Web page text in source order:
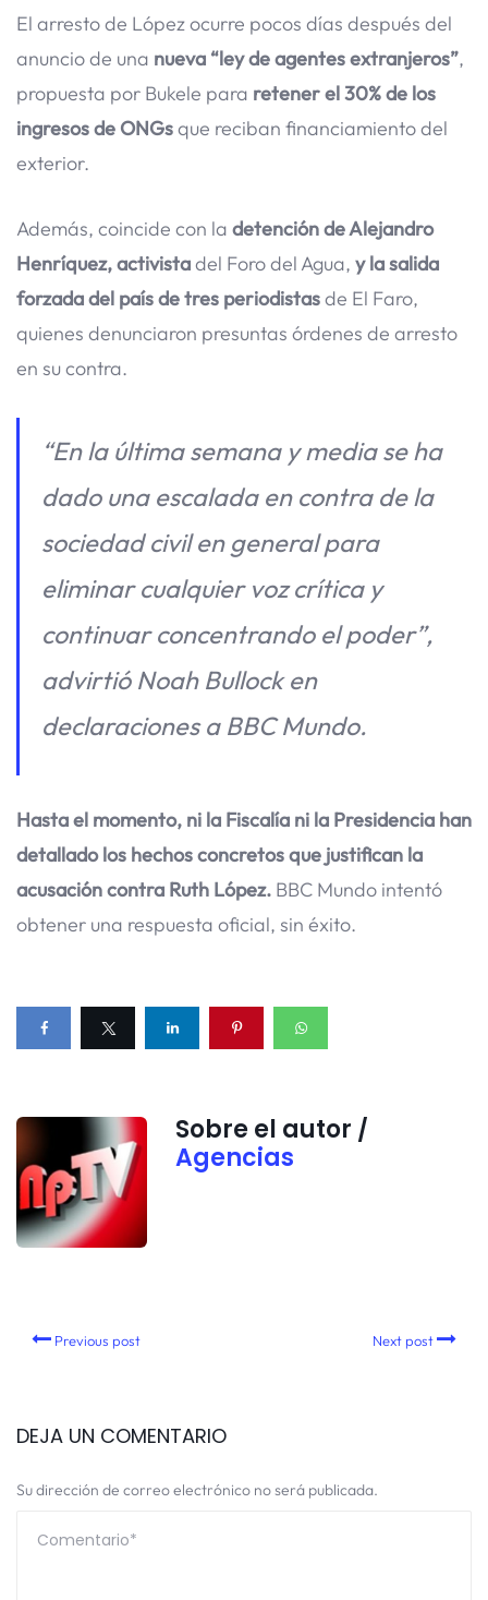
El arresto de López ocurre pocos días después del
anuncio de una nueva “ley de agentes extranjeros”,
propuesta por Bukele para retener el 30% de los
ingresos de ONGsque reciban financiamiento del
exterior.
Además, coincide con la detención de Alejandro
Henríquez, activistadel Foro del Agua, y la salida
forzada del país de tres periodistasde El Faro,
quienes denunciaron presuntas órdenes de arresto
en su contra.
“En la última semana y media se ha
dado una escalada en contra de la
sociedad civil en general para
eliminar cualquier voz crítica y
continuar concentrando el poder”,
advirtió Noah Bullock en
declaraciones a BBC Mundo.
Hasta el momento, ni la Fiscalía ni la Presidencia han
detallado los hechos concretos que justifican la
acusación contra Ruth López. BBC Mundo intentó
obtener una respuesta oficial, sin éxito.
Sobre el autor /
Agencias
Previous post Next post
DEJA UN COMENTARIO
Su dirección de correo electrónico no será publicada.